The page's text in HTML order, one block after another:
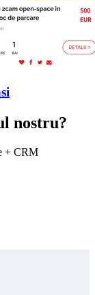
nostru?
+ CRM